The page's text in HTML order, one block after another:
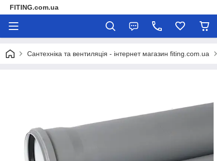
FITING.com.ua
Сантехніка та вентиляція - інтернет магазин fiting.com.ua